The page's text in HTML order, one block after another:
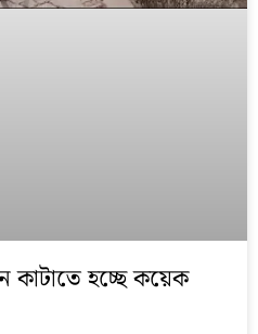
হচ্ছে কয়েক